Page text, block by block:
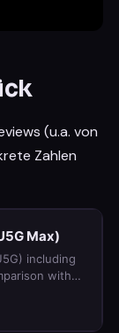
(u.a. von
Zahlen
Max)
including
with